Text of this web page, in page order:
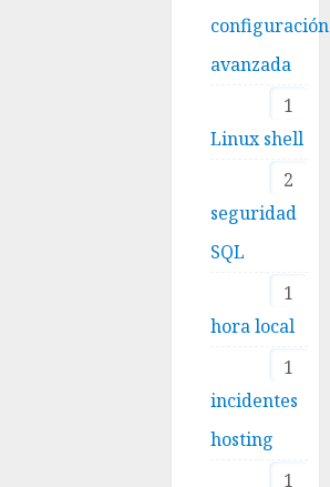
configuración
avanzada
1
Linux shell
2
seguridad
SQL
1
hora local
1
incidentes
hosting
1